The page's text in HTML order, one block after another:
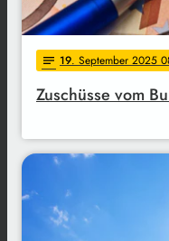
notes 19. September 2025
Zuschüsse vom